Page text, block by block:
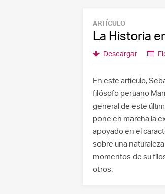
ARTÍCULO
La Historia
Descargar
En este artículo,
filósofo peruano
general de este
pone en marcha la
apoyado en el
sobre una
momentos de su
otros.